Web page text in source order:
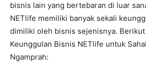
bisnis lain yang bertebaran di luar
NETlife memiliki banyak sekali
dimiliki oleh bisnis sejenisnya.
Keunggulan Bisnis NETlife untuk
Ngamprah: